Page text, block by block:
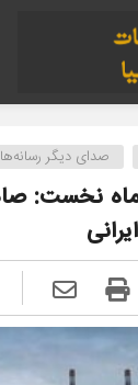
صدای دیگر رسانه‌ها